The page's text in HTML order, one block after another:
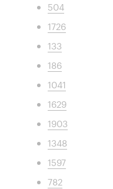
504
1726
133
186
1041
1629
1903
1348
1597
782